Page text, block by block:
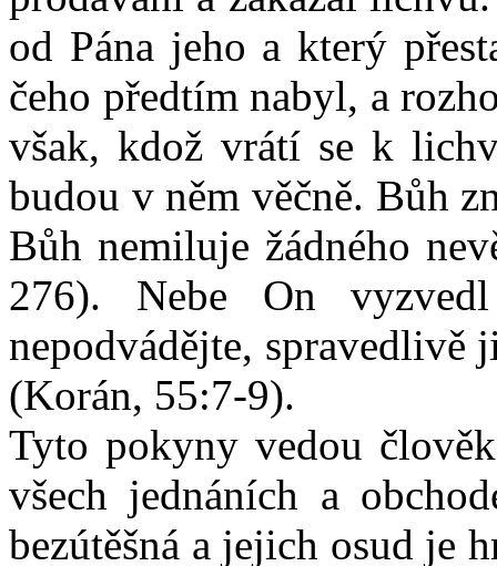
od Pána jeho a který
čeho předtím nabyl, a
však, kdož vrátí se k
budou v něm věčně. Bůh
Bůh nemiluje žádného
276). Nebe On
nepodvádějte, spravedlivě
(Korán, 55:7-9).
Tyto pokyny vedou
všech jednáních a
bezútěšná a jejich osud je